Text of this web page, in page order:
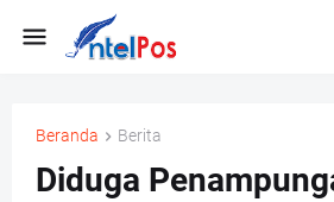
Beranda Berita
Diduga